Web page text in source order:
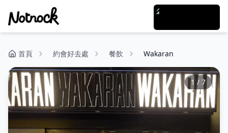
首頁 約會好去處 餐飲 Wakaran
1 / 7